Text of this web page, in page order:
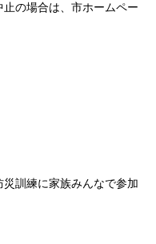
の場合は、市ホームペー
訓練に家族みんなで参加